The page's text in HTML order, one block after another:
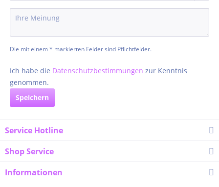
Die mit einem * markierten Felder sind Pflichtfelder.
Ich habe die Datenschutzbestimmungen zur Kenntnis
genommen.
Speichern
Service Hotline
Shop Service
Informationen